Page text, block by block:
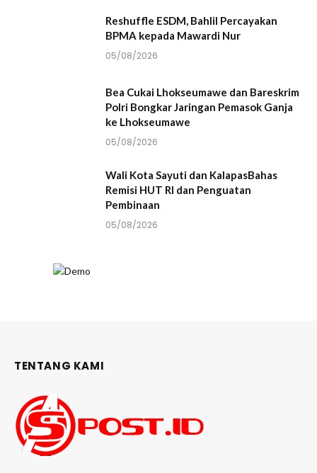
Reshuffle ESDM, Bahlil Percayakan
BPMA kepada Mawardi Nur
05/08/2026
Bea Cukai Lhokseumawe dan Bareskrim
Polri Bongkar Jaringan Pemasok Ganja
ke Lhokseumawe
05/08/2026
Wali Kota Sayuti dan KalapasBahas
Remisi HUT RI dan Penguatan
Pembinaan
05/08/2026
TENTANG KAMI